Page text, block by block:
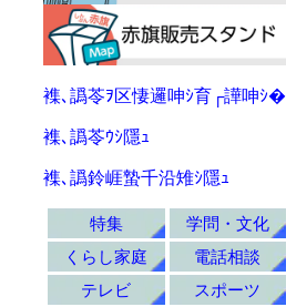
襍､譌苓ｦ区悽邏呻ｼ育┌譁呻ｼ�
襍､譌苓ｳｼ隱ｭ
襍､譌鈴崕蟄千沿雉ｼ隱ｭ
特集
学問・文化
くらし家庭
電話相談
テレビ
スポーツ